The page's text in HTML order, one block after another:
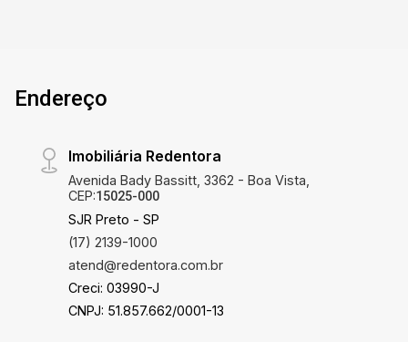
Endereço
Imobiliária Redentora
Avenida Bady Bassitt, 3362 - Boa Vista,
CEP:15025-000
SJR Preto - SP
(17) 2139-1000
atend@redentora.com.br
Creci: 03990-J
CNPJ: 51.857.662/0001-13